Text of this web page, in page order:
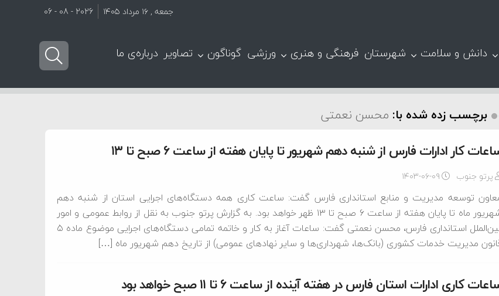
جمعه , ۱۶ مرداد ۱۴۰۵ 2026 - 08 - 06
دانش و سلامت شهرستان فرهنگی و هنری ورزشی گوناگون تصاویر درباره‌ی ما
برچسب زده شده با: محسن نعمتی
کار ادارات فارس از شنبه دهم شهریور تا پایان هفته از ساعت ۶ صبح تا ۱۳
پرتو جنوب ۱۴۰۳-۰۶-۰۹
توسعه مدیریت و منابع استانداری فارس گفت: ساعت کاری همه دستگاه‌های اجرایی استان از شنبه دهم
شهریور ماه تا پایان هفته از ساعت ۶ صبح تا ۱۳ ظهر خواهد بود. به گزارش پرتو جنوب به نقل از روابط عمومی و امور
بین‌الملل استانداری فارس، محسن نعمتی گفت: ساعات آغاز به کار و خاتمه تمامی دستگاه‌های اجرایی موضوع ماده ۵
مدیریت خدمات کشوری (بانک‌ها، شهرداری‌ها و سایر نهادهای عمومی) از تاریخ دهم شهریور ماه […]
کاری ادارات استان فارس در هفته آینده از ساعت ۶ تا ۱۱ صبح خواهد بود